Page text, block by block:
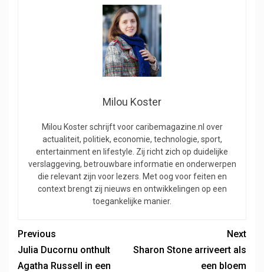
Milou Koster
Milou Koster schrijft voor caribemagazine.nl over
actualiteit, politiek, economie, technologie, sport,
entertainment en lifestyle. Zij richt zich op duidelijke
verslaggeving, betrouwbare informatie en onderwerpen
die relevant zijn voor lezers. Met oog voor feiten en
context brengt zij nieuws en ontwikkelingen op een
toegankelijke manier.
Previous
Julia Ducornu onthult
Agatha Russell in een
Next
Sharon Stone arriveert als
een bloem